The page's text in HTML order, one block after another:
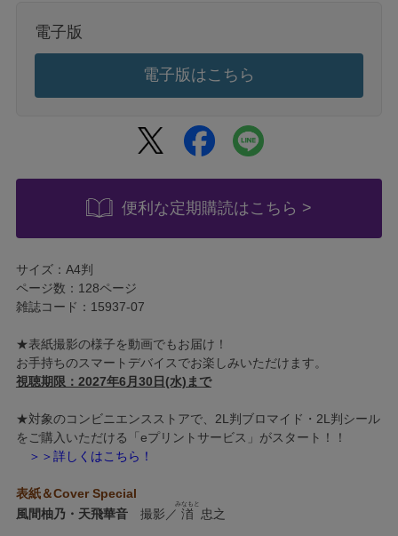
電子版
電子版はこちら
便利な定期購読はこちら >
サイズ：A4判
ページ数：128ページ
雑誌コード：15937-07
★表紙撮影の様子を動画でもお届け！
お手持ちのスマートデバイスでお楽しみいただけます。
視聴期限：2027年6月30日(水)まで
★対象のコンビニエンスストアで、2L判ブロマイド・2L判シール
をご購入いただける「eプリントサービス」がスタート！！
＞＞詳しくはこちら！
表紙＆Cover Special
風間柚乃・天飛華音撮影／ 渞
みなもと
忠之